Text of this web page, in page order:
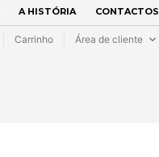
A HISTÓRIA CONTACTOS
Carrinho Área de cliente